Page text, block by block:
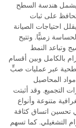
يشمل هندسة السطح
على ثبات
احتياجات الصيانة
زمنيًّا. وتتيح
وتباعد النمط
بالكامل وبين أقسام
عبر عمليات صبٍّ
المحاصيل
التجميع. وقد أثبتت
متنوعة وأنواع
تحسين اتساق كثافة
التشغيلي. كما تسهم